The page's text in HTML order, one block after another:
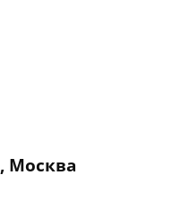
, Москва